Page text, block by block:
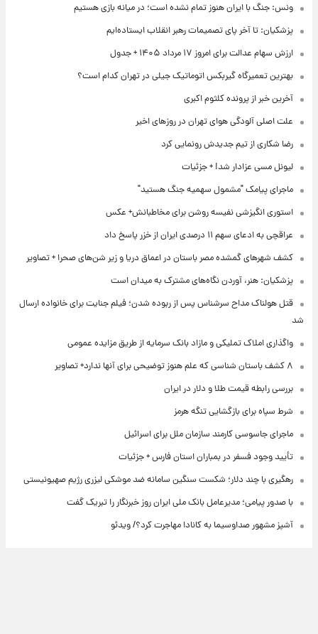
ونس: جنگ با ایران هنوز تمام نشده است؛ در میانه بازی هستیم
پزشکیان: تا آخر پای تصمیمات رهبر انقلاب ایستاده‌ایم
ارزش سهام عدالت برای امروز ۱۷ مرداد ۱۴۰۵ + جدول
بهترین تعمیرگاه گیربکس اتوماتیک جیلی در تهران کدام است؟
آخرین خبر از پرونده کلثوم اکبری
علت اصلی آلودگی هوای تهران در روزهای اخیر
رضا شکاری از تیم جدیدش رونمایی کرد
لیونل مسی عزادار شد! + جزئیات
ماجرای پیامک "مشمول سهمیه جنگ هستید"
استوری انگیزشی نفیسه روشن برای مخاطبانش+ عکس
عراقچی به ادعای سهم ۱۱ درصدی ایران از خزر پاسخ داد
کشف شهرهای گمشده مصر باستان در اعماق دریا و زیر شن‌های صحرا + تصاویر
پزشکیان: هنر، آوردن نگاه‌های مشترک به میدان است
قتل هولناک مداح سرشناس پس از ربوده شدن؛ فیلم جنایت برای خانواده ارسال
شد
واگذاری املاک تملیکی و مازاد بانک سرمایه از طریق مزایده عمومی
۸ کشف باستان شناسی که علم هنوز توضیحی برای آنها ندارد+ تصاویر
بررسی رابطه قیمت طلا و دلار در ایران
شرط سپاه برای بازگشایی تنگه هرمز
ماجرای جاسوسی کارمند سازمان ملل برای اسرائیل
تأیید وجود فسفر در بمباران استان فارس + جزئیات
رهگیری با چند دلار؛ شکست سنگین سامانه ضد موشکی لیزری رژیم صهیونیستی
با صدور پیامی؛ مدیرعامل بانک ملی ایران روز خبرنگار را تبریک گفت
آشپز مشهور صداوسیما به کانادا مهاجرت کرد؟/ ویدئو